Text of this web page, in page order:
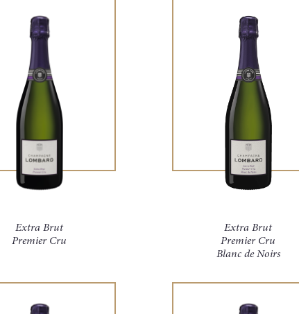
Extra Brut
Premier Cru
Extra Brut
Premier Cru
Blanc de Noirs